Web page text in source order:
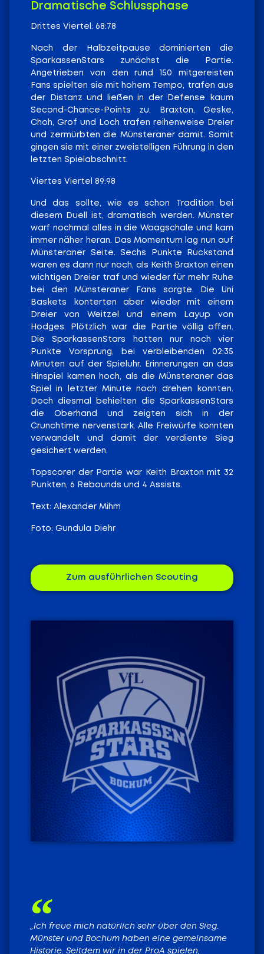
Dramatische Schlussphase
Drittes Viertel: 68:78
Nach der Halbzeitpause dominierten die
SparkassenStars zunächst die Partie.
Angetrieben von den rund 150 mitgereisten
Fans spielten sie mit hohem Tempo, trafen aus
der Distanz und ließen in der Defense kaum
Second-Chance-Points zu. Braxton, Geske,
Choh, Grof und Loch trafen reihenweise Dreier
und zermürbten die Münsteraner damit. Somit
gingen sie mit einer zweistelligen Führung in den
letzten Spielabschnitt.
Viertes Viertel 89:98
Und das sollte, wie es schon Tradition bei
diesem Duell ist, dramatisch werden. Münster
warf nochmal alles in die Waagschale und kam
immer näher heran. Das Momentum lag nun auf
Münsteraner Seite. Sechs Punkte Rückstand
waren es dann nur noch, als Keith Braxton einen
wichtigen Dreier traf und wieder für mehr Ruhe
bei den Münsteraner Fans sorgte. Die Uni
Baskets konterten aber wieder mit einem
Dreier von Weitzel und einem Layup von
Hodges. Plötzlich war die Partie völlig offen.
Die SparkassenStars hatten nur noch vier
Punkte Vorsprung, bei verbleibenden 02:35
Minuten auf der Spieluhr. Erinnerungen an das
Hinspiel kamen hoch, als die Münsteraner das
Spiel in letzter Minute noch drehen konnten.
Doch diesmal behielten die SparkassenStars
die Oberhand und zeigten sich in der
Crunchtime nervenstark. Alle Freiwürfe konnten
verwandelt und damit der verdiente Sieg
gesichert werden.
Topscorer der Partie war Keith Braxton mit 32
Punkten, 6 Rebounds und 4 Assists.
Text: Alexander Mihm
Foto: Gundula Diehr
Zum ausführlichen Scouting
HEIMSPIELE
„Ich freue mich natürlich sehr über den Sieg.
Münster und Bochum haben eine gemeinsame
Historie. Seitdem wir in der ProA spielen,